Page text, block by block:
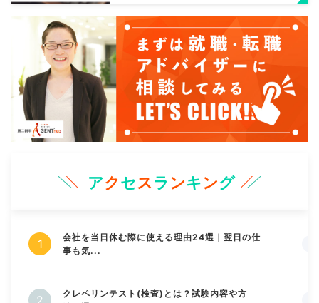
アクセスランキング
会社を当日休む際に使える理由24選｜翌日の仕
事も気...
クレペリンテスト(検査)とは？試験内容や方